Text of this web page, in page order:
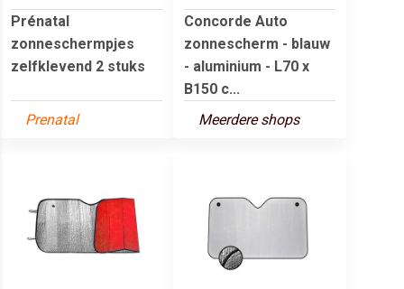
Prénatal
zonneschermpjes
zelfklevend 2 stuks
Prenatal
Concorde Auto
zonnescherm - blauw
- aluminium - L70 x
B150 c...
Meerdere shops